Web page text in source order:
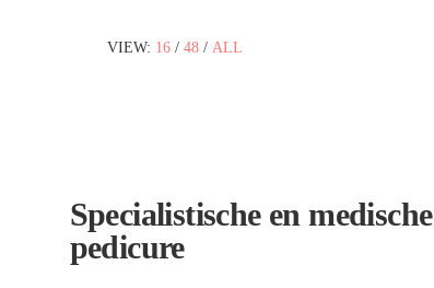
VIEW: 16 / 48 / ALL
Specialistische en medische
pedicure